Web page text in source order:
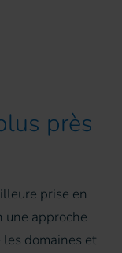
près
prise en
une approche
domaines et